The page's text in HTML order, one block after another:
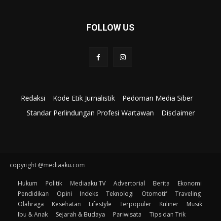
FOLLOW US
Redaksi Kode Etik Jurnalistik
Pedoman Media Siber
Standar Perlindungan Profesi Wartawan
Disclaimer
copyright @mediaaku.com
Hukum Politik Mediaaku TV Advertorial Berita
Ekonomi
Pendidikan
Opini Indeks Teknologi Otomotif
Traveling
Olahraga
Kesehatan Lifestyle Terpopuler Kuliner
Musik
Ibu & Anak
Sejarah & Budaya Pariwisata
Tips dan Trik